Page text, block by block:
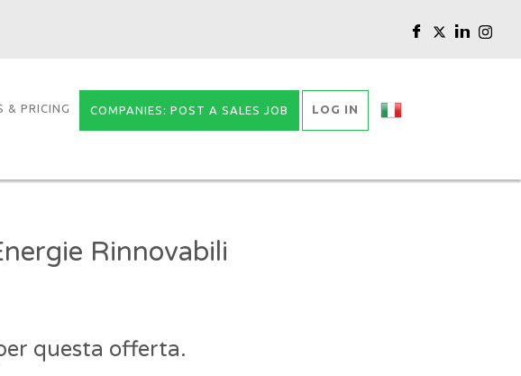
& PRICING COMPANIES: POST A SALES JOB LOG IN
Rinnovabili
questa offerta.